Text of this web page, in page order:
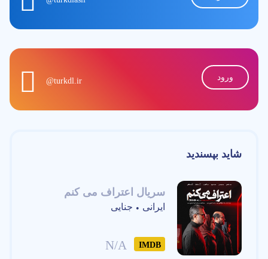
@turkdl.ir ورود
شاید بپسندید
سریال اعتراف می کنم
ایرانی • جنایی
IMDB
N/A